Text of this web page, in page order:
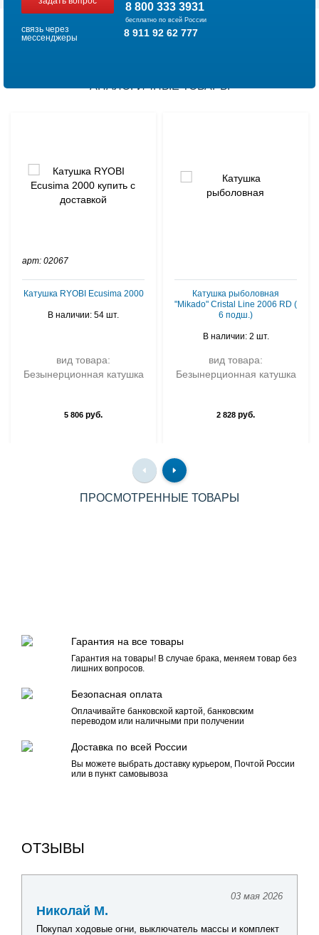
8 800 333 3931
бесплатно по всей России
связь через
мессенджеры
8 911 92 62 777
АНАЛОГИЧНЫЕ ТОВАРЫ
арт: 02067
Катушка RYOBI Ecusima 2000
В наличии: 54 шт.
вид товара:
Безынерционная катушка
5 806 руб.
Катушка рыболовная
"Mikado" Cristal Line 2006 RD (
6 подш.)
В наличии: 2 шт.
вид товара:
Безынерционная катушка
2 828 руб.
ПРОСМОТРЕННЫЕ ТОВАРЫ
Гарантия на все товары
Гарантия на товары! В случае брака, меняем товар без
лишних вопросов.
Безопасная оплата
Оплачивайте банковской картой, банковским
переводом или наличными при получении
Доставка по всей России
Вы можете выбрать доставку курьером, Почтой России
или в пункт самовывоза
ОТЗЫВЫ
03 мая 2026
Николай М.
Покупал ходовые огни, выключатель массы и комплект